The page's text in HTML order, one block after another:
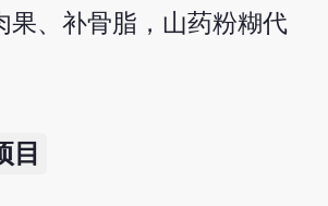
果、补骨脂，山药粉糊代
目